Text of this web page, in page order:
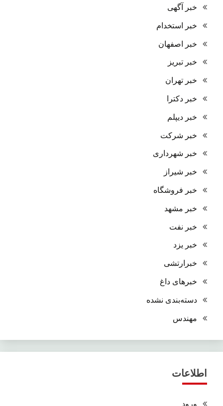
خبر آگهی
خبر استخدام
خبر اصفهان
خبر تبریز
خبر تهران
خبر دکترا
خبر دیپلم
خبر شرکت
خبر شهرداری
خبر شیراز
خبر فروشگاه
خبر مشهد
خبر نفت
خبر یزد
خبرارتشی
خبرهای داغ
دسته‌بندی نشده
مهندس
اطلاعات
ورود